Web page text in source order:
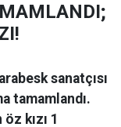
sanatçısı
tamamlandı.
kızı 1